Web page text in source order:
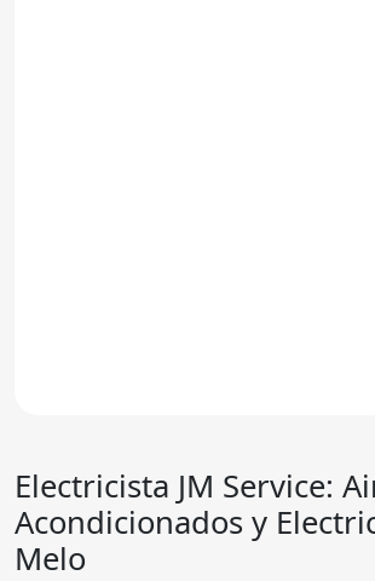
Electricista JM Service:
Acondicionados y
Melo